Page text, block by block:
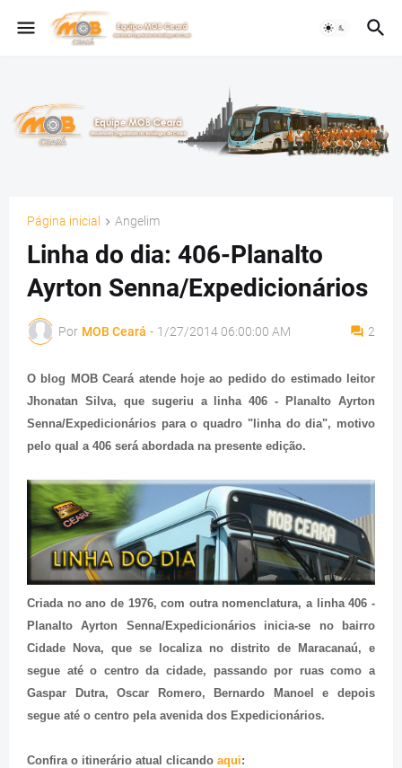
Página inicial Angelim
Linha do dia: 406-Planalto
Ayrton Senna/Expedicionários
Por MOB Ceará - 1/27/2014 06:00:00 AM 2
O blog MOB Ceará atende hoje ao pedido do estimado leitor
Jhonatan Silva, que sugeriu a linha 406 - Planalto Ayrton
Senna/Expedicionários para o quadro "linha do dia", motivo
pelo qual a 406 será abordada na presente edição.
Criada no ano de 1976, com outra nomenclatura, a linha 406 -
Planalto Ayrton Senna/Expedicionários inicia-se no bairro
Cidade Nova, que se localiza no distrito de Maracanaú, e
segue até o centro da cidade, passando por ruas como a
Gaspar Dutra, Oscar Romero, Bernardo Manoel e depois
segue até o centro pela avenida dos Expedicionários.
Confira o itinerário atual clicando aqui: